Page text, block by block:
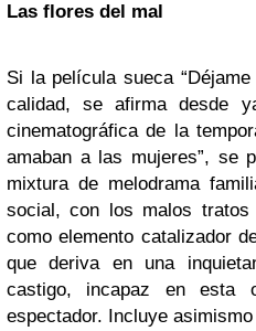
Las flores del mal
Si la película sueca
calidad, se afirma desde
cinematográfica de la
amaban a las mujeres”, se
mixtura de melodrama
social, con los malos tratos
como elemento catalizador
que deriva en una
castigo, incapaz en esta
espectador. Incluye